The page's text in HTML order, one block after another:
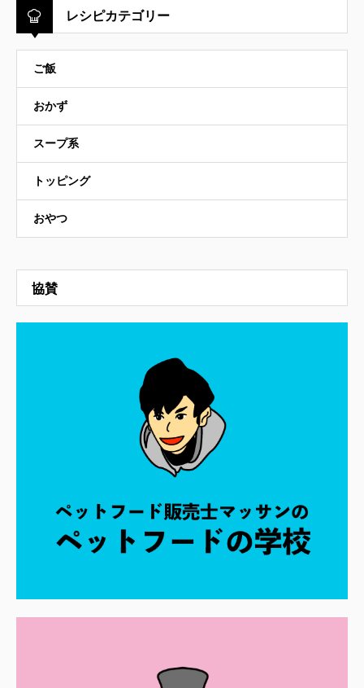
レシピカテゴリー
ご飯
おかず
スープ系
トッピング
おやつ
協賛